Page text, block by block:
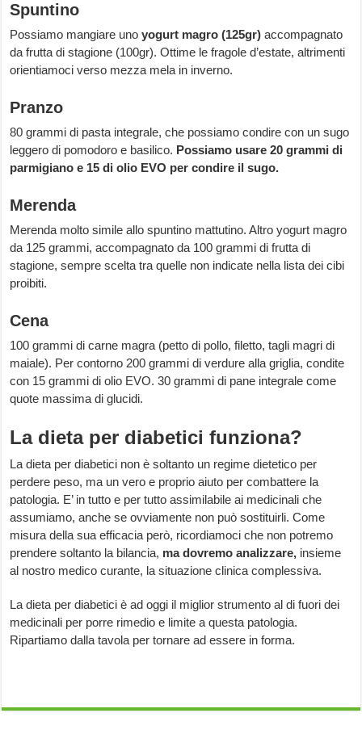
Spuntino
Possiamo mangiare unoyogurt magro (125gr)accompagnato
da frutta di stagione (100gr). Ottime le fragole d’estate, altrimenti
orientiamoci verso mezza mela in inverno.
Pranzo
80 grammi di pasta integrale, che possiamo condire con un sugo
leggero di pomodoro e basilico. Possiamo usare 20 grammi di
parmigiano e 15 di olio EVO per condire il sugo.
Merenda
Merenda molto simile allo spuntino mattutino. Altro yogurt magro
da 125 grammi, accompagnato da 100 grammi di frutta di
stagione, sempre scelta tra quelle non indicate nella lista dei cibi
proibiti.
Cena
100 grammi di carne magra (petto di pollo, filetto, tagli magri di
maiale). Per contorno 200 grammi di verdure alla griglia, condite
con 15 grammi di olio EVO. 30 grammi di pane integrale come
quote massima di glucidi.
La dieta per diabetici funziona?
La dieta per diabetici non è soltanto un regime dietetico per
perdere peso, ma un vero e proprio aiuto per combattere la
patologia. E’ in tutto e per tutto assimilabile ai medicinali che
assumiamo, anche se ovviamente non può sostituirli. Come
misura della sua efficacia però, ricordiamoci che non potremo
prendere soltanto la bilancia, ma dovremo analizzare, insieme
al nostro medico curante, la situazione clinica complessiva.
La dieta per diabetici è ad oggi il miglior strumento al di fuori dei
medicinali per porre rimedio e limite a questa patologia.
Ripartiamo dalla tavola per tornare ad essere in forma.